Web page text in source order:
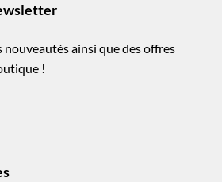
ainsi que des offres
!